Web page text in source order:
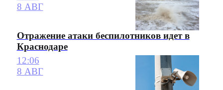
8 АВГ
Отражение атаки беспилотников идет в
Краснодаре
12:06
8 АВГ